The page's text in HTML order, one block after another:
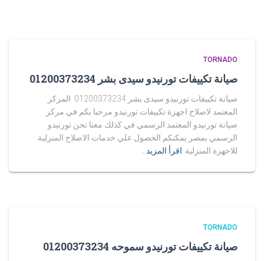
TORNADO
صيانة تكييفات تورنيدو سيدى بشر 01200373234
صيانة تكييفات تورنيدو سيدى بشر 01200373234 المركز
المعتمد لاصلاح اجهزة تكييفات تورنيدو مرحبا بكم في مركز
صيانة تورنيدو المعتمد الرسمي في كذلك معنا نحن تورنيدو
الرسمي بمصر يمكنكم الحصول علي خدمات الاصلاح المنزلية
للاجهزة المنزلية اقرأ المزيد…
TORNADO
صيانة تكييفات تورنيدو سموحه 01200373234